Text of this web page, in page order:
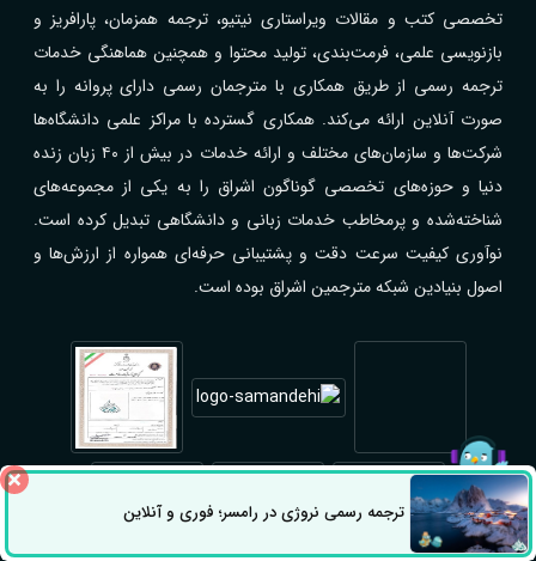
تخصصی کتب و مقالات ویراستاری نیتیو، ترجمه همزمان، پارافریز و
بازنویسی علمی، فرمت‌بندی، تولید محتوا و همچنین هماهنگی خدمات
ترجمه رسمی از طریق همکاری با مترجمان رسمی دارای پروانه را به
صورت آنلاین ارائه می‌کند. همکاری گسترده با مراکز علمی دانشگاه‌ها
شرکت‌ها و سازمان‌های مختلف و ارائه خدمات در بیش از ۴۰ زبان زنده
دنیا و حوزه‌های تخصصی گوناگون اشراق را به یکی از مجموعه‌های
شناخته‌شده و پرمخاطب خدمات زبانی و دانشگاهی تبدیل کرده است.
نوآوری کیفیت سرعت دقت و پشتیبانی حرفه‌ای همواره از ارزش‌ها و
اصول بنیادین شبکه مترجمین اشراق بوده است.
ترجمه رسمی نروژی در رامسر؛ فوری و آنلاینراه های ارتباطی